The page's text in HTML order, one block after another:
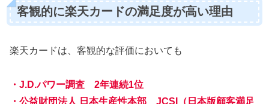
客観的に楽天カードの満足度が高い理由
楽天カードは、客観的な評価においても
・J.D.パワー調査 2年連続1位
・公益財団法人 日本生産性本部 JCSI（日本版顧客満足